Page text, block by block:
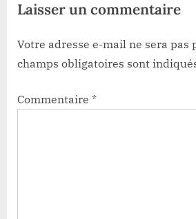
Laisser un commentaire
Votre adresse e-mail ne sera pas
champs obligatoires sont
Commentaire *